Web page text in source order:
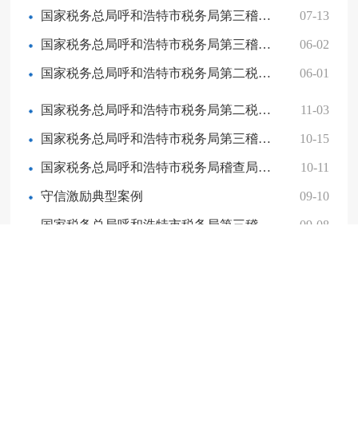
国家税务总局呼和浩特市税务局第三稽查局关于送达托克托县全有煤炭有限公司《税务事项通知书》（重大税收违法失信主体确定适用）的公告 07-13
国家税务总局呼和浩特市税务局第三稽查局关于送达托克托县全有煤炭有限公司《税务事项通知书》（重大税收违法失信主体告知适用）的公告 06-02
国家税务总局呼和浩特市税务局第二税务分局2026年5月非正常户公告 06-01
国家税务总局呼和浩特市税务局第二税务分局2025年10月非正常户公告 11-03
国家税务总局呼和浩特市税务局第三稽查局关于送达内蒙古航蒙金属材料有限公司《税务事项通知书》（重大税收违法失信主体确定适用）的公告 10-15
国家税务总局呼和浩特市税务局稽查局关于送达内蒙古浩天生物科技有限公司《税务行政处罚事项告知书》的公告 10-11
守信激励典型案例 09-10
09-08